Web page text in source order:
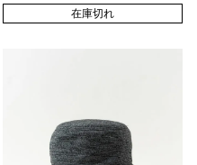
在庫切れ